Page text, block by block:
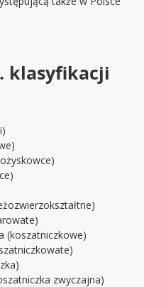
klasyfikacji
(koszatniczkowe)
zwyczajna)